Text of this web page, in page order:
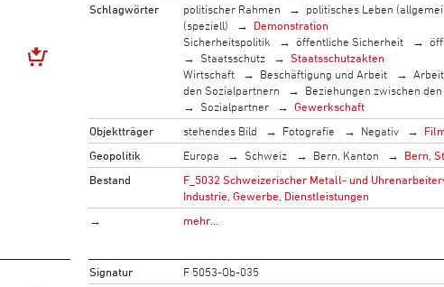
Schlagwörter
politischer Rahmen politisches Leben
(speziell)
Demonstration
Sicherheitspolitik
öffentliche Sicherheit
Staatsschutz
Staatsschutzakten
Wirtschaft
Beschäftigung und Arbeit
den Sozialpartnern
Beziehungen zwischen
Sozialpartner
Gewerkschaft
Objektträger
stehendes Bild Fotografie Negativ
Geopolitik
Europa Schweiz Bern, Kanton
Bern,
Bestand
F_5032 Schweizerischer Metall- und
Industrie, Gewerbe, Dienstleistungen
→
mehr…
Signatur
F 5053-Ob-035